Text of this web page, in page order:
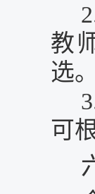
教
选
可